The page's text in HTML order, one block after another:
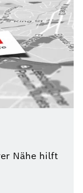
Nähe hilft